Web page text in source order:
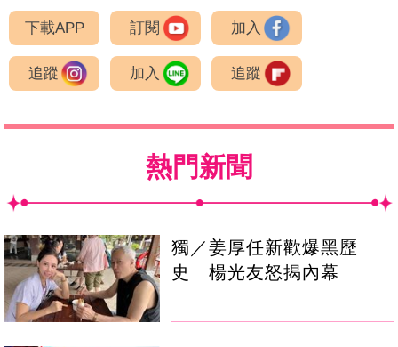
下載APP 訂閱 加入
追蹤 加入 追蹤
熱門新聞
獨／姜厚任新歡爆黑歷
史 楊光友怒揭內幕